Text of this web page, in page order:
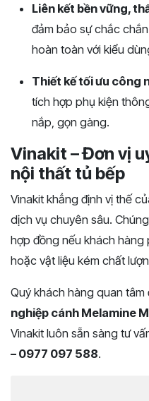
Liên kết bền vững,
đảm bảo sự chắc
hoàn toàn với kiểu
Thiết kế tối ưu công
tích hợp phụ kiện
nắp, gọn gàng.
Vinakit – Đơn vị
nội thất tủ bếp
Vinakit khẳng định vị thế
dịch vụ chuyên sâu.
hợp đồng nếu khách hàng
hoặc vật liệu kém chất
Quý khách hàng quan tâm
nghiệp cánh Melamine
Vinakit luôn sẵn sàng tư
– 0977 097 588.